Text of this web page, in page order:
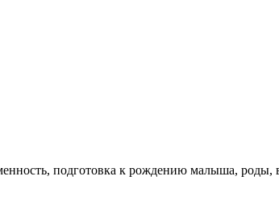
подготовка к рождению малыша, роды,